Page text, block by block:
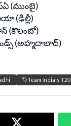
(ముంబై)
(ఢిల్లీ)
(కొలంబో)
(అహ్మదాబాద్)
Team India's